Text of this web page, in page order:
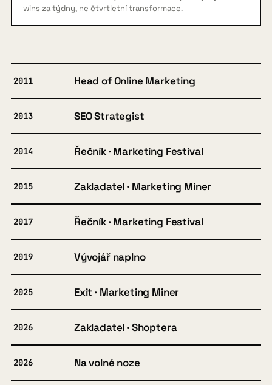
wins za týdny, ne čtvrtletní transformace.
2011 Head of Online Marketing
2013 SEO Strategist
2014 Řečník · Marketing Festival
2015 Zakladatel · Marketing Miner
2017 Řečník · Marketing Festival
2019 Vývojář naplno
2025 Exit · Marketing Miner
2026 Zakladatel · Shoptera
2026 Na volné noze